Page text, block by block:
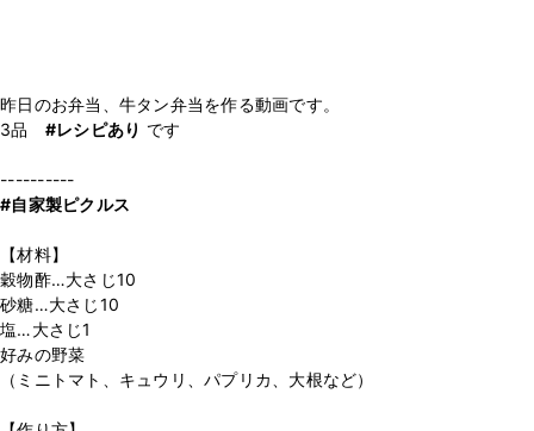
昨日のお弁当、牛タン弁当を作る動画です。
3品 #レシピあり です
#自家製ピクルス
【材料】
穀物酢…大さじ10
砂糖…大さじ10
塩…大さじ1
好みの野菜
（ミニトマト、キュウリ、パプリカ、大根など）